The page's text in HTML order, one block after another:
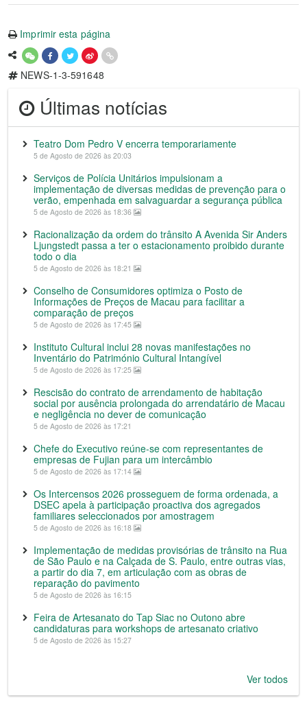
Imprimir esta página
NEWS-1-3-591648
Últimas notícias
Teatro Dom Pedro V encerra temporariamente
5 de Agosto de 2026 às 20:03
Serviços de Polícia Unitários impulsionam a
implementação de diversas medidas de prevenção para o
verão, empenhada em salvaguardar a segurança pública
5 de Agosto de 2026 às 18:36
Racionalização da ordem do trânsito A Avenida Sir Anders
Ljungstedt passa a ter o estacionamento proibido durante
todo o dia
5 de Agosto de 2026 às 18:21
Conselho de Consumidores optimiza o Posto de
Informações de Preços de Macau para facilitar a
comparação de preços
5 de Agosto de 2026 às 17:45
Instituto Cultural inclui 28 novas manifestações no
Inventário do Património Cultural Intangível
5 de Agosto de 2026 às 17:25
Rescisão do contrato de arrendamento de habitação
social por ausência prolongada do arrendatário de Macau
e negligência no dever de comunicação
5 de Agosto de 2026 às 17:21
Chefe do Executivo reúne-se com representantes de
empresas de Fujian para um intercâmbio
5 de Agosto de 2026 às 17:14
Os Intercensos 2026 prosseguem de forma ordenada, a
DSEC apela à participação proactiva dos agregados
familiares seleccionados por amostragem
5 de Agosto de 2026 às 16:18
Implementação de medidas provisórias de trânsito na Rua
de São Paulo e na Calçada de S. Paulo, entre outras vias,
a partir do dia 7, em articulação com as obras de
reparação do pavimento
5 de Agosto de 2026 às 16:15
Feira de Artesanato do Tap Siac no Outono abre
candidaturas para workshops de artesanato criativo
5 de Agosto de 2026 às 15:27
Ver todos